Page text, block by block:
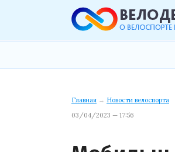
Главная → Новости велоспорта
03/04/2023 — 17:56